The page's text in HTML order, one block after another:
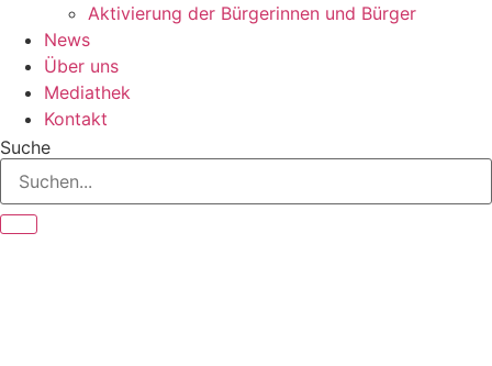
Aktivierung der Bürgerinnen und Bürger
News
Über uns
Mediathek
Kontakt
Suche